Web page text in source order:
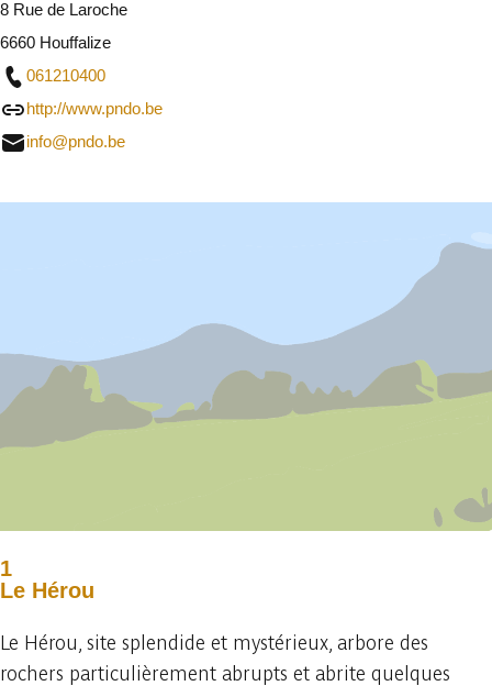
8 Rue de Laroche
6660 Houffalize
061210400
http://www.pndo.be
info@pndo.be
1
Le Hérou
Le Hérou, site splendide et mystérieux, arbore des
rochers particulièrement abrupts et abrite quelques